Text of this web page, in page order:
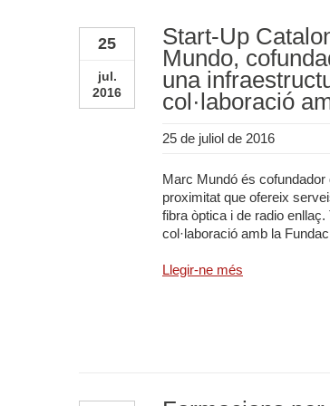
25
jul.
2016
Start-Up
Mundo,
una
col·laboració
25 de juliol de 2016
Marc Mundó és
proximitat que ofereix
fibra òptica i de radio
col·laboració amb la
Llegir-ne més